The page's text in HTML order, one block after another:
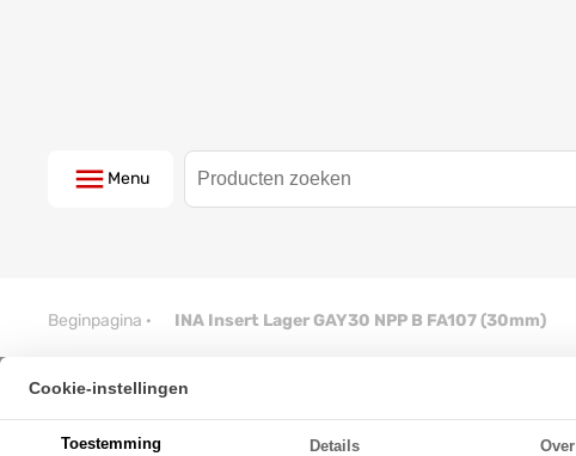
Menu
Beginpagina · INA Insert Lager GAY30 NPP B FA107 (30mm)
Cookie-instellingen
Toestemming Details Over
INA Insert Lager GAY30 NPP B